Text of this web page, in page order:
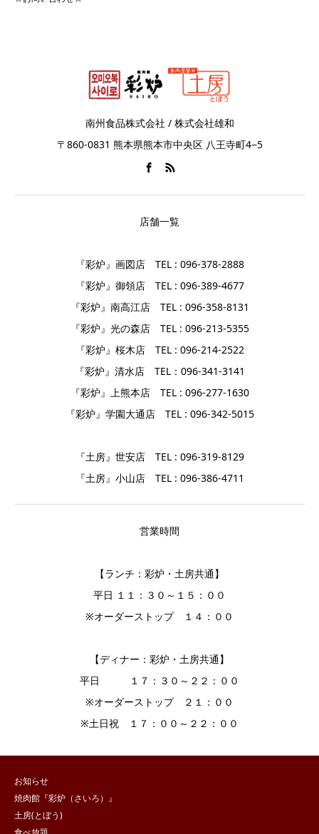
南州食品株式会社 / 株式会社雄和
〒860-0831 熊本県熊本市中央区 八王寺町4−5
店舗一覧
『彩炉』画図店 TEL : 096-378-2888
『彩炉』御領店 TEL : 096-389-4677
『彩炉』南高江店 TEL : 096-358-8131
『彩炉』光の森店 TEL : 096-213-5355
『彩炉』桜木店 TEL : 096-214-2522
『彩炉』清水店 TEL：096-341-3141
『彩炉』上熊本店 TEL : 096-277-1630
『彩炉』学園大通店 TEL : 096-342-5015
『土房』世安店 TEL : 096-319-8129
『土房』小山店 TEL : 096-386-4711
営業時間
【ランチ：彩炉・土房共通】
平日 １１：３０～１５：００
※オーダーストップ １４：００
【ディナー：彩炉・土房共通】
平日 １７：３０～２２：００
※オーダーストップ ２１：００
※土日祝 １７：００～２２：００
お知らせ
焼肉館『彩炉（さいろ）』
土房(とぼう)